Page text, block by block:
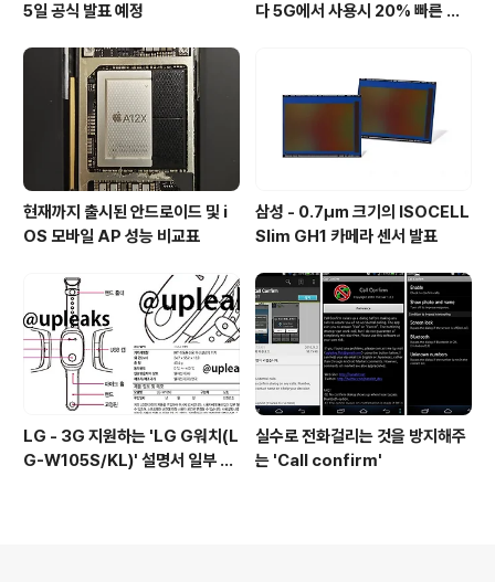
5일 공식 발표 예정
다 5G에서 사용시 20% 빠른 배
현재까지 출시된 안드로이드 및 i
OS 모바일 AP 성능 비교표
삼성 - 0.7㎛ 크기의 ISOCELL
Slim GH1 카메라 센서 발표
LG - 3G 지원하는 'LG G워치(L
G-W105S/KL)' 설명서 일부 유
실수로 전화걸리는 것을 방지해주
는 'Call confirm'